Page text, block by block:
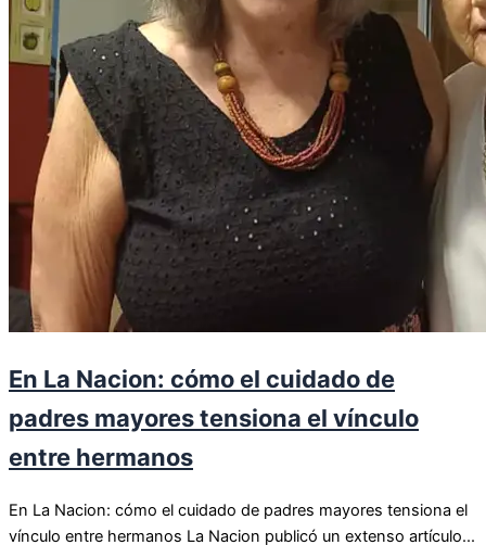
En La Nacion: cómo el cuidado de
padres mayores tensiona el vínculo
entre hermanos
En La Nacion: cómo el cuidado de padres mayores tensiona el
vínculo entre hermanos La Nacion publicó un extenso artículo...